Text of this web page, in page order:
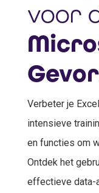
voor
Verbeter je
intensieve
en functies om
Ontdek het
effectieve data-